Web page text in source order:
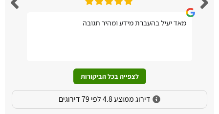
מאד יעיל בהעברת מידע ומהיר תגובה
לצפייה בכל הביקורות
דירוג ממוצע 4.8 לפי 79 דירוגים